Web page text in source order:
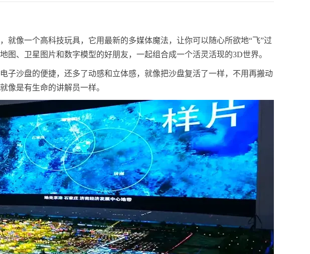
就像一个高科技玩具，它用最新的多媒体魔法，让你可以随心所欲地“飞”过
、卫星图片和数字模型的好朋友，一起组合成一个活灵活现的3D世界。
子沙盘的便捷，还多了动感和立体感，就像把沙盘复活了一样，不用再搬动
像是有生命的讲解员一样。